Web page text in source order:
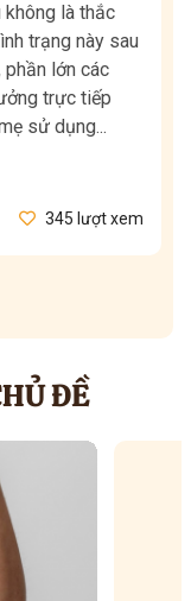
không là thắc
trạng này sau
phần lớn các
trực tiếp
sử dụng...
345 lượt xem
ĐỀ